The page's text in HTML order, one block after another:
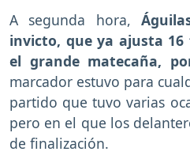
A segunda hora,
invicto, que ya ajusta
el grande matecaña,
marcador estuvo para
partido que tuvo varias
pero en el que los
de finalización.